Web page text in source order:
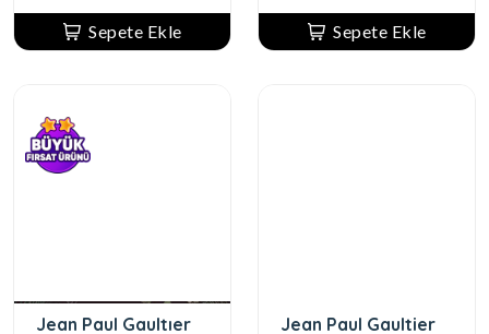
Sepete Ekle Sepete Ekle
Jean Paul Gaultıer
Jean Paul Gaultier